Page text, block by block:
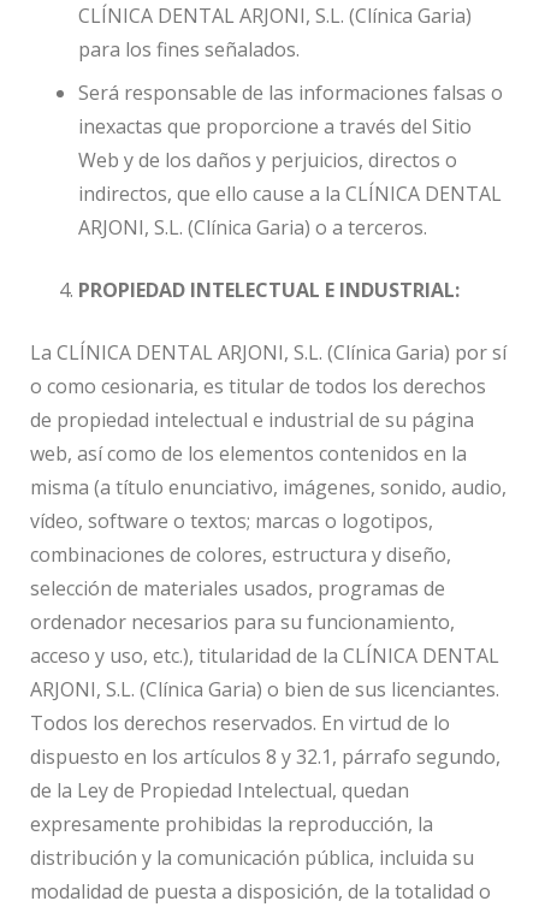
CLÍNICA DENTAL ARJONI, S.L. (Clínica Garia)
para los fines señalados.
Será responsable de las informaciones falsas o
inexactas que proporcione a través del Sitio
Web y de los daños y perjuicios, directos o
indirectos, que ello cause a la CLÍNICA DENTAL
ARJONI, S.L. (Clínica Garia) o a terceros.
PROPIEDAD INTELECTUAL E INDUSTRIAL:
La CLÍNICA DENTAL ARJONI, S.L. (Clínica Garia) por sí
o como cesionaria, es titular de todos los derechos
de propiedad intelectual e industrial de su página
web, así como de los elementos contenidos en la
misma (a título enunciativo, imágenes, sonido, audio,
vídeo, software o textos; marcas o logotipos,
combinaciones de colores, estructura y diseño,
selección de materiales usados, programas de
ordenador necesarios para su funcionamiento,
acceso y uso, etc.), titularidad de la CLÍNICA DENTAL
ARJONI, S.L. (Clínica Garia) o bien de sus licenciantes.
Todos los derechos reservados. En virtud de lo
dispuesto en los artículos 8 y 32.1, párrafo segundo,
de la Ley de Propiedad Intelectual, quedan
expresamente prohibidas la reproducción, la
distribución y la comunicación pública, incluida su
modalidad de puesta a disposición, de la totalidad o